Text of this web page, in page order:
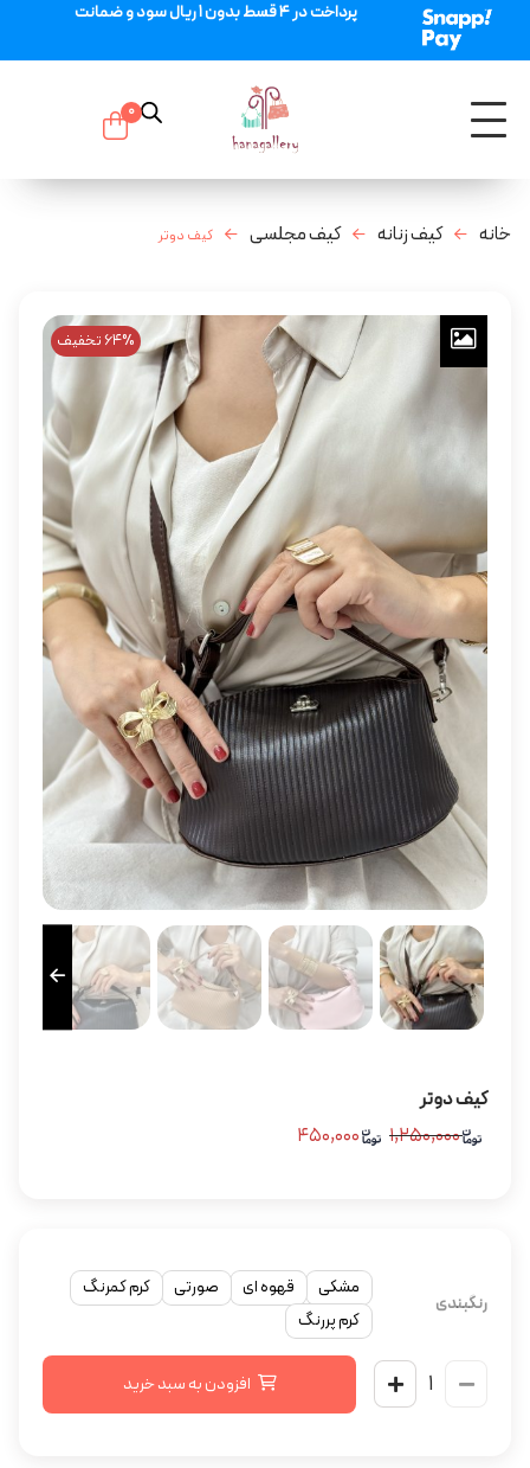
پرداخت در 4 قسط بدون 1 ریال سود و ضمانت
0
خانه کیف زنانه کیف مجلسی کیف دوتر
64% تخفیف
کیف دوتر
۱,۲۵۰,۰۰۰
رنگبندی
مشکی قهوه ای صورتی
کرم کمرنگ
کرم پررنگ
افزودن به سبد خرید